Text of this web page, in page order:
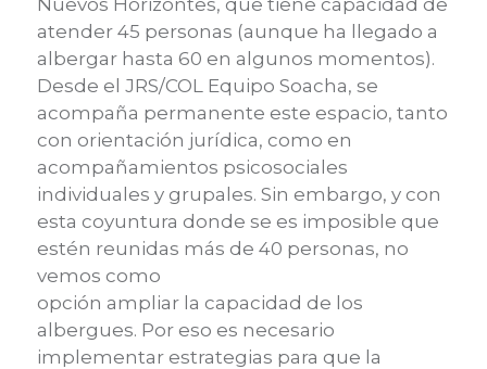
Nuevos Horizontes, que tiene capacidad de
atender 45 personas (aunque ha llegado a
albergar hasta 60 en algunos momentos).
Desde el JRS/COL Equipo Soacha, se
acompaña permanente este espacio, tanto
con orientación jurídica, como en
acompañamientos psicosociales
individuales y grupales. Sin embargo, y con
esta coyuntura donde se es imposible que
estén reunidas más de 40 personas, no
vemos como
opción ampliar la capacidad de los
albergues. Por eso es necesario
implementar estrategias para que la